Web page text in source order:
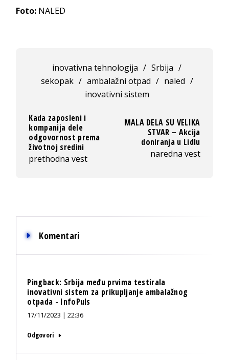
Foto: NALED
inovativna tehnologija / Srbija /
sekopak / ambalažni otpad / naled /
inovativni sistem
Kada zaposleni i
kompanija dele
odgovornost prema
životnoj sredini
prethodna vest
MALA DELA SU VELIKA
STVAR – Akcija
doniranja u Lidlu
naredna vest
Komentari
Pingback: Srbija među prvima testirala
inovativni sistem za prikupljanje ambalažnog
otpada - InfoPuls
17/11/2023 | 22:36
Odgovori